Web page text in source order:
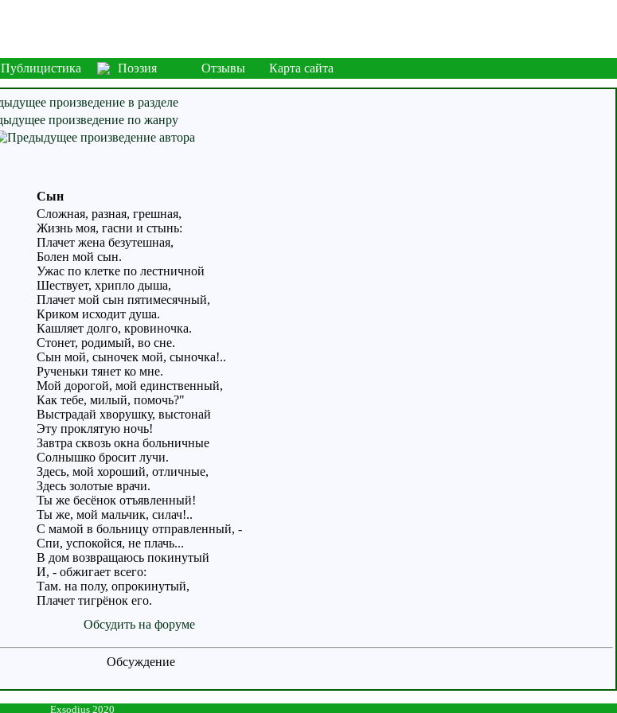
Публицистика Поэзия Отзывы
Карта сайта
Сын
Сложная, разная, грешная,
Жизнь моя, гасни и стынь:
Плачет жена безутешная,
Болен мой сын.
Ужас по клетке по лестничной
Шествует, хрипло дыша,
Плачет мой сын пятимесячный,
Криком исходит душа.
Кашляет долго, кровиночка.
Стонет, родимый, во сне.
Сын мой, сыночек мой, сыночка!..
Рученьки тянет ко мне.
Мой дорогой, мой единственный,
Как тебе, милый, помочь?"
Выстрадай хворушку, выстонай
Эту проклятую ночь!
Завтра сквозь окна больничные
Солнышко бросит лучи.
Здесь, мой хороший, отличные,
Здесь золотые врачи.
Ты же бесёнок отъявленный!
Ты же, мой мальчик, силач!..
С мамой в больницу отправленный, -
Спи, успокойся, не плачь...
В дом возвращаюсь покинутый
И, - обжигает всего:
Там. на полу, опрокинутый,
Плачет тигрёнок его.
Обсудить на форуме
Обсуждение
Exsodius 2020